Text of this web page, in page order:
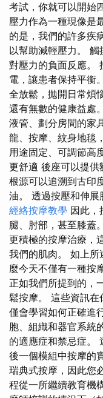
考試，你就可以開始
壓力作為一種現像是
的是，我們的許多疾
以幫助減輕壓力。
對壓力的負面反應。
電，讓患者保持平衡
全放鬆，拋開日常煩
還有無數的健康益處
液管、劃分房間的家
龍、按摩、紋身地毯
用途固定、可調節高
更舒適 後座可以提供
根源可以追溯到古印
油。 透過按壓和伸展
經絡按摩教學 因此，
腿、肘部，甚至膝蓋
更積極的按摩治療，
我們的肌肉。 如上所
麼今天不僅有一種按
正如我們所提到的，
鬆按摩。 這些資訊
僅會學習如何正確進
胞、組織和器官系統
的適應症和禁忌症。
後一個模組中按摩的
瑞典式按摩，因此您
程從一所繼續教育機